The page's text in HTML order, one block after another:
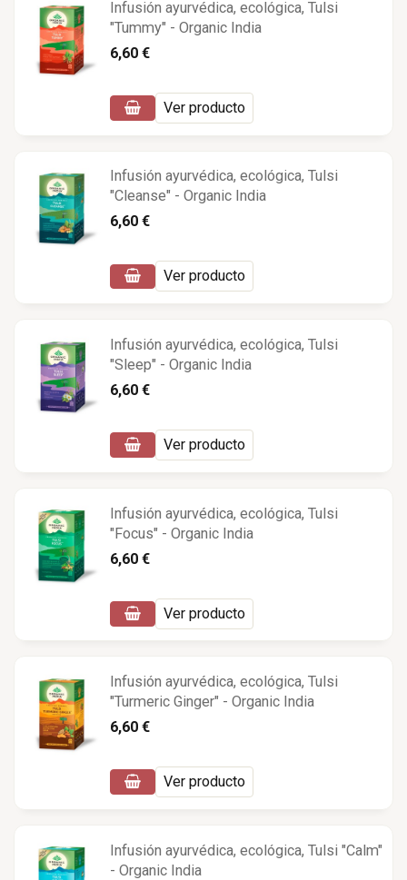
Infusión ayurvédica, ecológica, Tulsi
"Tummy" - Organic India
6,60 €
Ver producto
Infusión ayurvédica, ecológica, Tulsi
"Cleanse" - Organic India
6,60 €
Ver producto
Infusión ayurvédica, ecológica, Tulsi
"Sleep" - Organic India
6,60 €
Ver producto
Infusión ayurvédica, ecológica, Tulsi
"Focus" - Organic India
6,60 €
Ver producto
Infusión ayurvédica, ecológica, Tulsi
"Turmeric Ginger" - Organic India
6,60 €
Ver producto
Infusión ayurvédica, ecológica, Tulsi "Calm"
- Organic India